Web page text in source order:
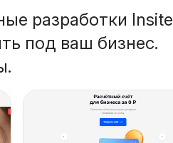
разработки Insite
под ваш бизнес.